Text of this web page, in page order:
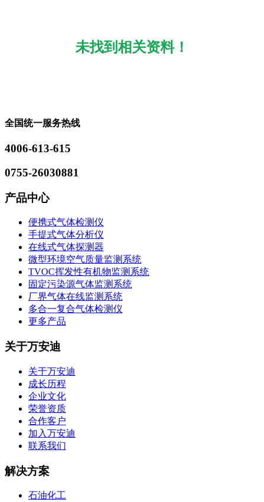
未找到相关资料！
全国统一服务热线
4006-613-615
0755-26030881
产品中心
便携式气体检测仪
手提式气体分析仪
在线式气体探测器
微型环境空气质量监测系统
TVOC挥发性有机物监测系统
固定污染源气体监测系统
厂界气体在线监测系统
多合一复合气体检测仪
更多产品
关于万安迪
关于万安迪
成长历程
企业文化
荣誉资质
合作客户
加入万安迪
联系我们
解决方案
石油化工